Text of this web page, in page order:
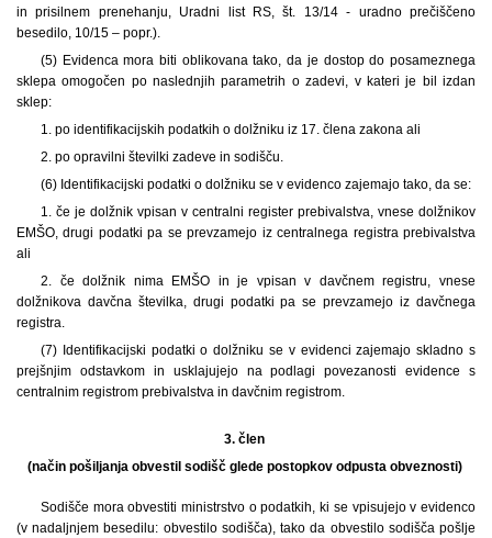
in prisilnem prenehanju, Uradni list RS, št. 13/14 - uradno prečiščeno
besedilo, 10/15 – popr.).
(5) Evidenca mora biti oblikovana tako, da je dostop do posameznega
sklepa omogočen po naslednjih parametrih o zadevi, v kateri je bil izdan
sklep:
1. po identifikacijskih podatkih o dolžniku iz 17. člena zakona ali
2. po opravilni številki zadeve in sodišču.
(6) Identifikacijski podatki o dolžniku se v evidenco zajemajo tako, da se:
1. če je dolžnik vpisan v centralni register prebivalstva, vnese dolžnikov
EMŠO, drugi podatki pa se prevzamejo iz centralnega registra prebivalstva
ali
2. če dolžnik nima EMŠO in je vpisan v davčnem registru, vnese
dolžnikova davčna številka, drugi podatki pa se prevzamejo iz davčnega
registra.
(7) Identifikacijski podatki o dolžniku se v evidenci zajemajo skladno s
prejšnjim odstavkom in usklajujejo na podlagi povezanosti evidence s
centralnim registrom prebivalstva in davčnim registrom.
3. člen
(način pošiljanja obvestil sodišč glede postopkov odpusta obveznosti)
Sodišče mora obvestiti ministrstvo o podatkih, ki se vpisujejo v evidenco
(v nadaljnjem besedilu: obvestilo sodišča), tako da obvestilo sodišča pošlje